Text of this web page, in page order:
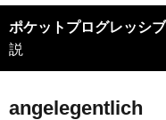
ポケットプログレッシ
説
angelegentlich